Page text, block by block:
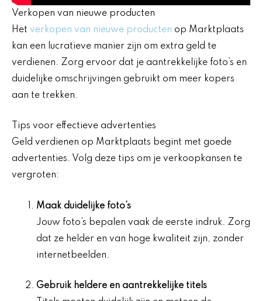
Verkopen van nieuwe producten
Het verkopen van nieuwe producten op Marktplaats
kan een lucratieve manier zijn om extra geld te
verdienen. Zorg ervoor dat je aantrekkelijke foto’s en
duidelijke omschrijvingen gebruikt om meer kopers
aan te trekken.
Tips voor effectieve advertenties
Geld verdienen op Marktplaats begint met goede
advertenties. Volg deze tips om je verkoopkansen te
vergroten:
Maak duidelijke foto’s
Jouw foto’s bepalen vaak de eerste indruk. Zorg
dat ze helder en van hoge kwaliteit zijn, zonder
internetbeelden.
Gebruik heldere en aantrekkelijke titels